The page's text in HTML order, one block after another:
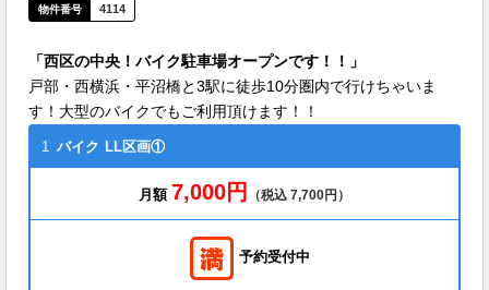
4114
「西区の中央！バイク駐車場オープンです！！」
戸部・西横浜・平沼橋と3駅に徒歩10分圏内で行けちゃいま
す！大型のバイクでもご利用頂けます！！
1 バイク LL区画①
月額 7,000円 （税込 7,700円）
予約受付中